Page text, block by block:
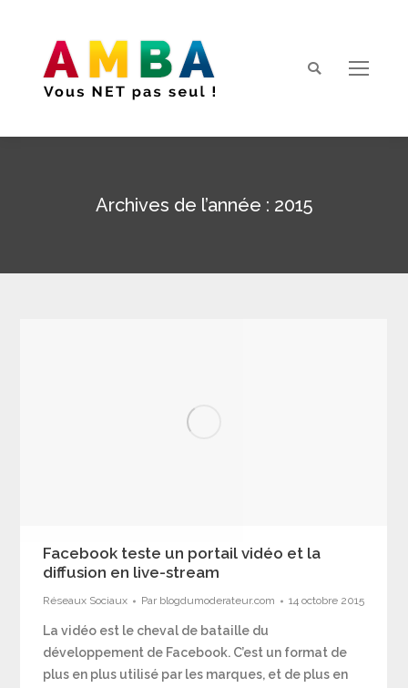
Search:
Archives de l’année : 2015
Facebook teste un portail vidéo et la
diffusion en live-stream
Réseaux Sociaux Par blogdumoderateur.com 14 octobre 2015
La vidéo est le cheval de bataille du
développement de Facebook. C’est un format de
plus en plus utilisé par les marques, et de plus en